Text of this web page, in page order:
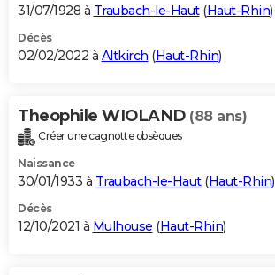
31/07/1928 à Traubach-le-Haut(Haut-Rhin)
Décès
02/02/2022 à Altkirch (Haut-Rhin)
Theophile WIOLAND (88 ans)
Créer une cagnotte obsèques
Naissance
30/01/1933 à Traubach-le-Haut(Haut-Rhin)
Décès
12/10/2021 à Mulhouse (Haut-Rhin)